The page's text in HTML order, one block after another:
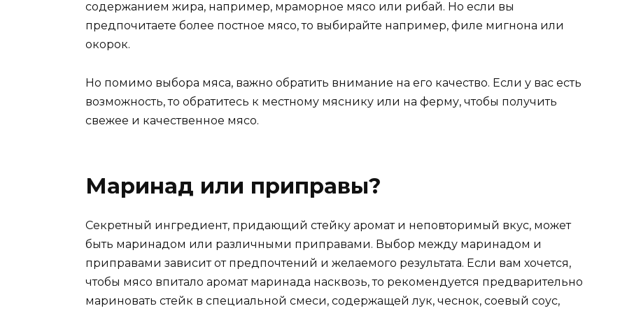
содержанием жира, например, мраморное мясо или рибай. Но если вы
предпочитаете более постное мясо, то выбирайте например, филе мигнона или
окорок.
Но помимо выбора мяса, важно обратить внимание на его качество. Если у вас есть
возможность, то обратитесь к местному мяснику или на ферму, чтобы получить
свежее и качественное мясо.
Маринад или приправы?
Секретный ингредиент, придающий стейку аромат и неповторимый вкус, может
быть маринадом или различными приправами. Выбор между маринадом и
приправами зависит от предпочтений и желаемого результата. Если вам хочется,
чтобы мясо впитало аромат маринада насквозь, то рекомендуется предварительно
мариновать стейк в специальной смеси, содержащей лук, чеснок, соевый соус,